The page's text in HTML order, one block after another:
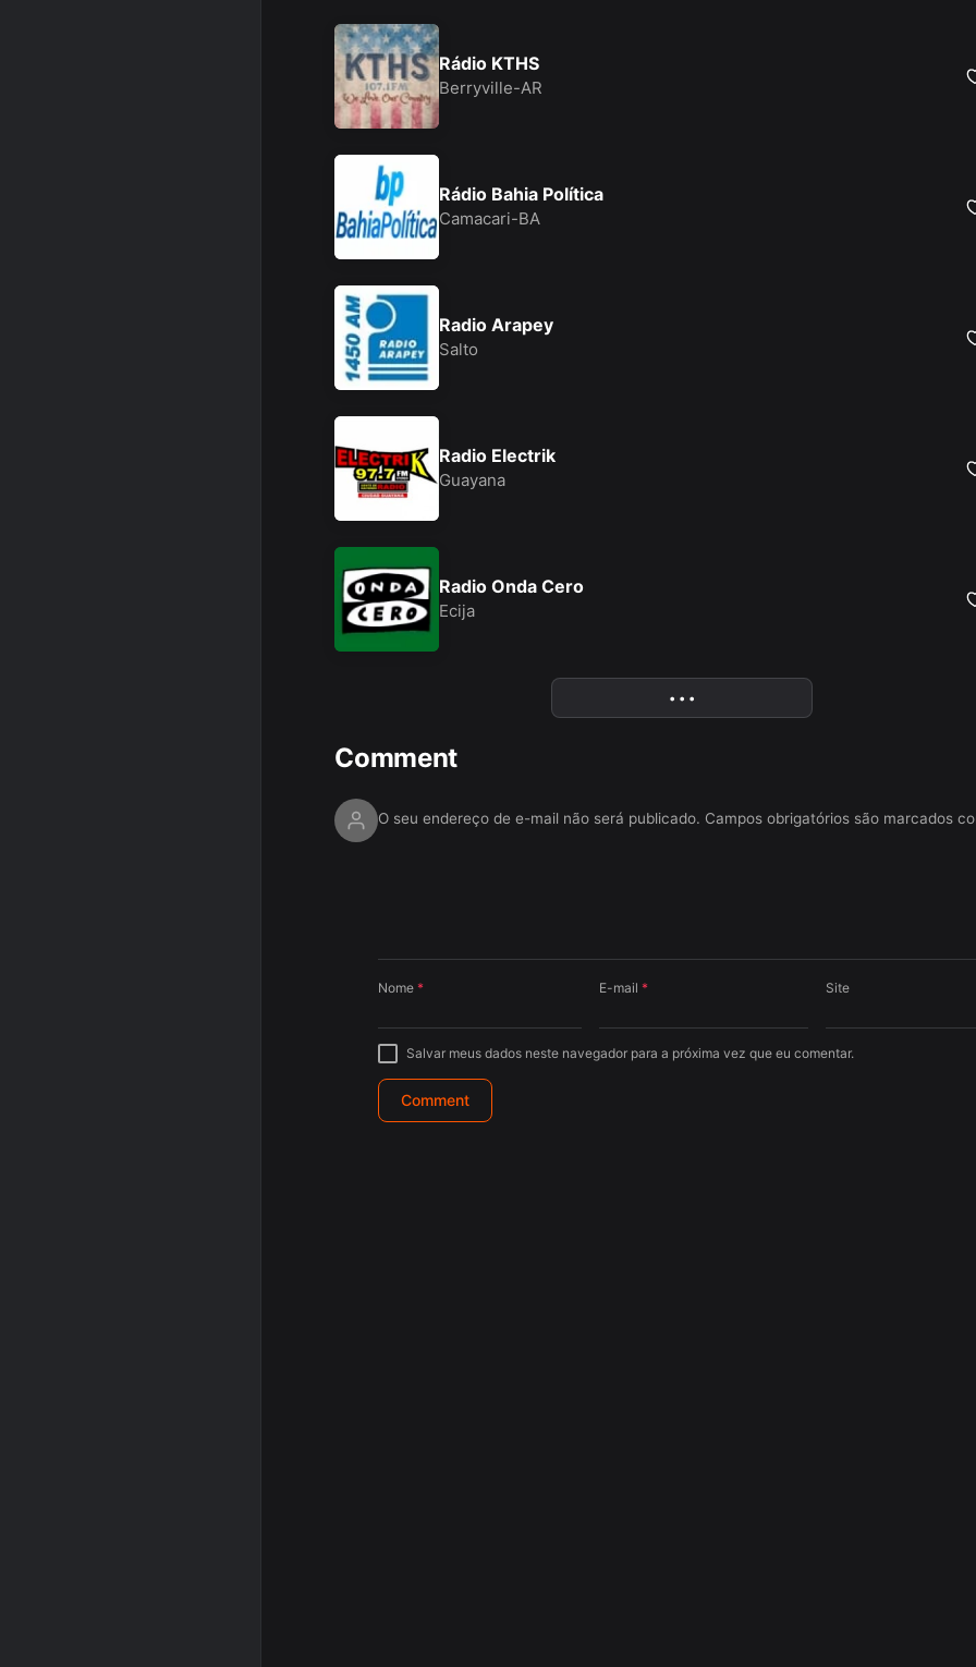
Rádio KTHS
Berryville-AR
Rádio Bahia Política
Camacari-BA
Radio Arapey
Salto
Radio Electrik
Guayana
Radio Onda Cero
Ecija
• • •More
Comment
O seu endereço de e-mail não será publicado. Campos obrigatórios são marcados
Nome* E-mail* Site
Salvar meus dados neste navegador para a próxima vez que eu comentar.